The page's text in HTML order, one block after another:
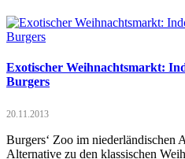
Exotischer Weihnachtsmarkt:
Burgers
20.11.2013
Burgers‘ Zoo im niederländischen
Alternative zu den klassischen